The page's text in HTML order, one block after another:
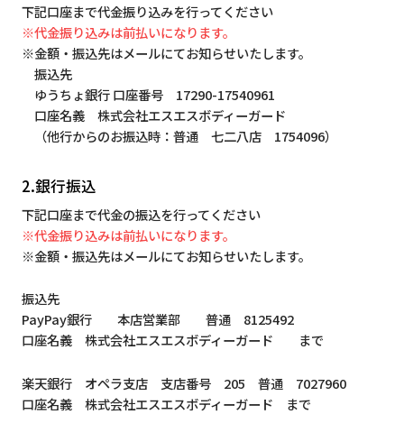
下記口座まで代金振り込みを行ってください
※代金振り込みは前払いになります。
※金額・振込先はメールにてお知らせいたします。
振込先
ゆうちょ銀行 口座番号 17290-17540961
口座名義 株式会社エスエスボディーガード
（他行からのお振込時：普通 七二八店 1754096）
2.銀行振込
下記口座まで代金の振込を行ってください
※代金振り込みは前払いになります。
※金額・振込先はメールにてお知らせいたします。
振込先
PayPay銀行 本店営業部 普通 8125492
口座名義 株式会社エスエスボディーガード まで
楽天銀行 オペラ支店 支店番号 205 普通 7027960
口座名義 株式会社エスエスボディーガード まで